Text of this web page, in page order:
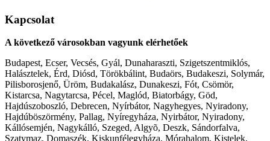
Kapcsolat
A következő városokban vagyunk elérhetőek
Budapest, Ecser, Vecsés, Gyál, Dunaharaszti, Szigetszentmiklós,
Halásztelek, Érd, Diósd, Törökbálint, Budaörs, Budakeszi, Solymár,
Pilisborosjenő, Üröm, Budakalász, Dunakeszi, Fót, Csömör,
Kistarcsa, Nagytarcsa, Pécel, Maglód, Biatorbágy, Göd,
Hajdúszoboszló, Debrecen, Nyírbátor, Nagyhegyes, Nyiradony,
Hajdúböszörmény, Pallag, Nyíregyháza, Nyirbátor, Nyiradony,
Kállósemjén, Nagykálló, Szeged, Algyõ, Deszk, Sándorfalva,
Szatymaz, Domaszék, Kiskunfélegyháza, Mórahalom, Kistelek,